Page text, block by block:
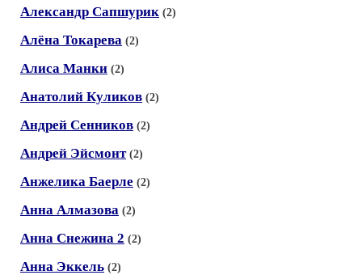
Александр Сапшурик (2)
Алёна Токарева (2)
Алиса Манки (2)
Анатолий Куликов (2)
Андрей Сенников (2)
Андрей Эйсмонт (2)
Анжелика Баерле (2)
Анна Алмазова (2)
Анна Снежина 2 (2)
Анна Эккель (2)